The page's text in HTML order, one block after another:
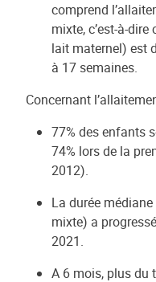
comprend
mixte, c’est-à-
lait maternel) est
à 17 semaines.
Concernant
77% des enfants
74% lors de la
2012).
La durée
mixte) a
2021.
A 6 mois, plus du